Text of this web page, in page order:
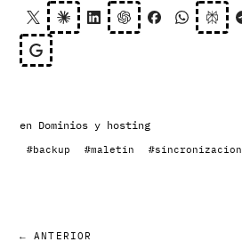
en Dominios y hosting
#backup #maletin #sincronizacion
← ANTERIOR